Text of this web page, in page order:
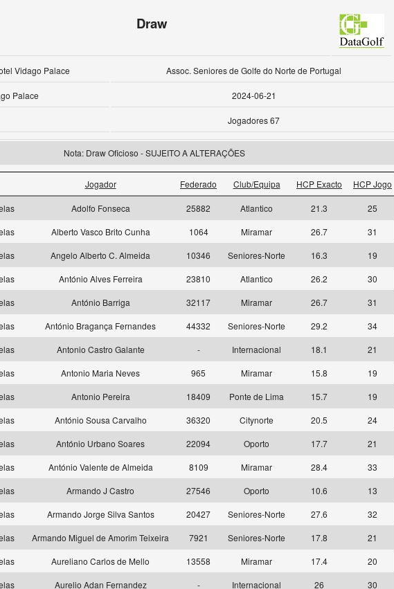
Draw
Vidago Palace Assoc. Seniores de Golfe do Norte de Portugal
Palace 2024-06-21
Jogadores 67
Nota: Draw Oficioso - SUJEITO A ALTERAÇÕES
Jogador Federado Club/Equipa HCP Exacto HCP Jogo
Adolfo Fonseca 25882 Atlantico 21.3
25
Alberto Vasco Brito Cunha 1064 Miramar 26.7
31
Angelo Alberto C. Almeida 10346 Seniores-Norte 16.3
19
António Alves Ferreira 23810 Atlantico 26.2
30
António Barriga 32117 Miramar 26.7
31
António Bragança Fernandes 44332 Seniores-Norte 29.2
34
Antonio Castro Galante - Internacional 18.1
21
Antonio Maria Neves 965 Miramar 15.8
19
Antonio Pereira 18409 Ponte de Lima 15.7
19
António Sousa Carvalho 36320 Citynorte 20.5
24
António Urbano Soares 22094 Oporto 17.7
21
António Valente de Almeida 8109 Miramar 28.4
33
Armando J Castro 27546 Oporto 10.6
13
Armando Jorge Silva Santos 20427 Seniores-Norte 27.6
32
Armando Miguel de Amorim Teixeira 7921 Seniores-Norte 17.8
21
Aureliano Carlos de Mello 13558 Miramar 17.4
20
Aurelio Adan Fernandez - Internacional 26
30